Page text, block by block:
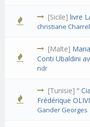
[Sicile]livre
christiane Charrel
[Malte]
Conti Ubaldini
ndr
[Tunisie]“
Frédérique
Gander Georges